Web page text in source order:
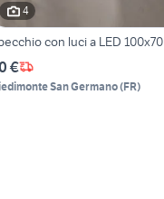
4
con luci a LED 100x70
€
San Germano(FR)